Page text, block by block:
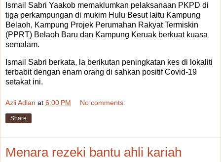
Ismail Sabri Yaakob memaklumkan pelaksanaan PKPD di
tiga perkampungan di mukim Hulu Besut laitu Kampung
Belaoh, Kampung Projek Perumahan Rakyat Termiskin
(PPRT) Belaoh Baru dan Kampung Keruak berkuat kuasa
semalam.
Ismail Sabri berkata, la berikutan peningkatan kes di lokaliti
terbabit dengan enam orang di sahkan positif Covid-19
setakat ini.
Azli Adlan at 6:00 PM No comments:
Share
Menara rezeki bantu ahli kariah